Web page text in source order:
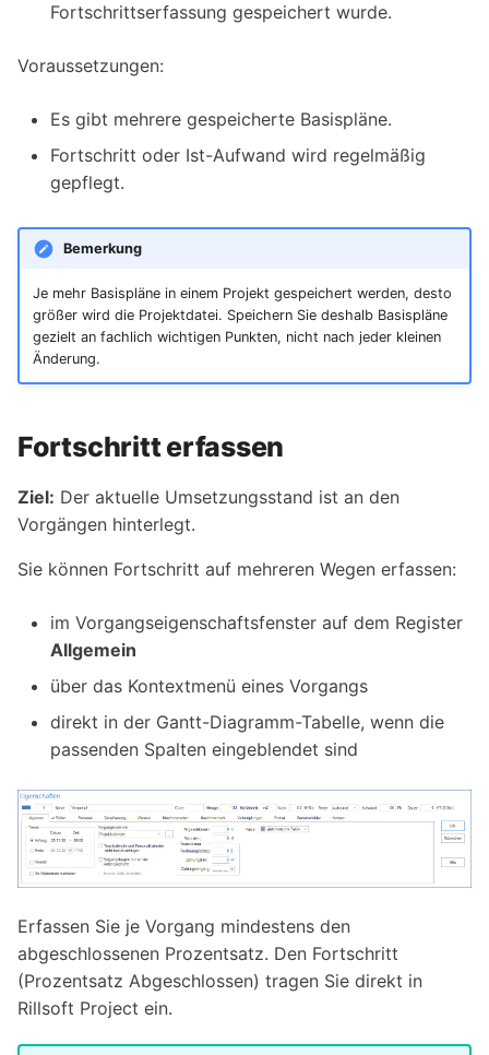
Fortschrittserfassung gespeichert wurde.
Voraussetzungen:
Es gibt mehrere gespeicherte Basispläne.
Fortschritt oder Ist-Aufwand wird regelmäßig
gepflegt.
Bemerkung
Je mehr Basispläne in einem Projekt gespeichert werden, desto
größer wird die Projektdatei. Speichern Sie deshalb Basispläne
gezielt an fachlich wichtigen Punkten, nicht nach jeder kleinen
Änderung.
Fortschritt erfassen
Ziel: Der aktuelle Umsetzungsstand ist an den
Vorgängen hinterlegt.
Sie können Fortschritt auf mehreren Wegen erfassen:
im Vorgangseigenschaftsfenster auf dem Register
Allgemein
über das Kontextmenü eines Vorgangs
direkt in der Gantt-Diagramm-Tabelle, wenn die
passenden Spalten eingeblendet sind
Erfassen Sie je Vorgang mindestens den
abgeschlossenen Prozentsatz. Den Fortschritt
(Prozentsatz Abgeschlossen) tragen Sie direkt in
Rillsoft Project ein.